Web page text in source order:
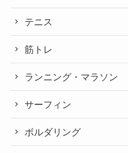
テニス
筋トレ
ランニング・マラソン
サーフィン
ボルダリング